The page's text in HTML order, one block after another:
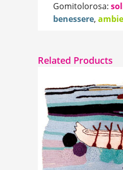
Gomitolorosa:
benessere,
Related Products